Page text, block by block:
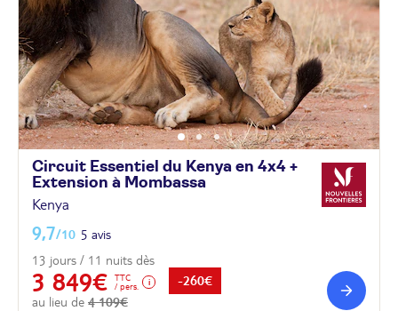
Circuit Essentiel du Kenya en 4x4 +
Extension à Mombassa
Kenya
9,7/10 5 avis
13 jours / 11 nuits dès
3 849€
TTC
/ pers.
au lieu de 4 109€
-260€